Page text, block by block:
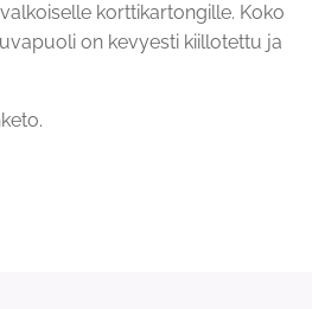
korttikartongille. Koko
on kevyesti kiillotettu ja